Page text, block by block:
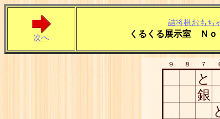
次へ
詰将棋おもち
くるくる展示室 Ｎ
９ ８ ７
と
銀